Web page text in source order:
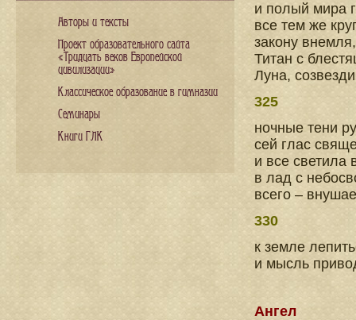
и полый мира
все тем же
закону
Титан с
Луна,
325
ночные тени
сей глас
и все светила
в лад с
всего –
330
к земле
и мысль
Ангел
Авторы и тексты
Проект образовательного сайта
«Тридцать веков Европейской
цивилизации»
Классическое образование в гимназии
Семинары
Книги ГЛК